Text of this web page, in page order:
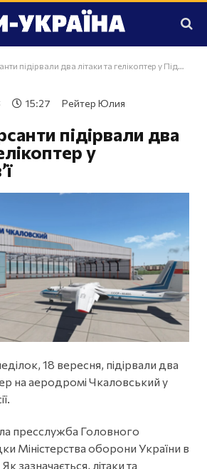
підірвали два літаки та гелікоптер у Підмосковʼї
15:27 Рейтер Юлия
підірвали два
у
18 вересня, підірвали два
на аеродромі Чкаловський у
пресслужба Головного
Міністерства оборони України в
. Як зазначається, літаки та